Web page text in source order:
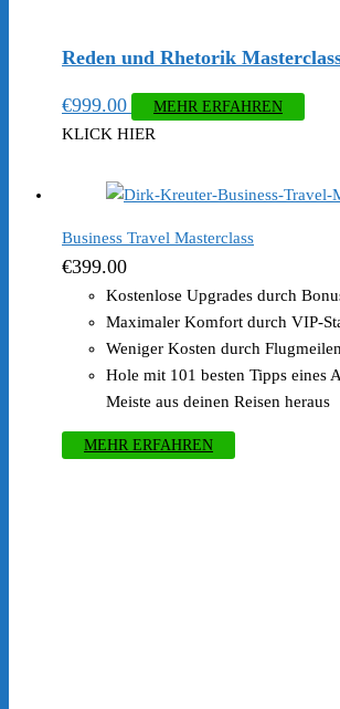
Reden und Rhetorik
€999.00 MEHR ERFAHREN
KLICK HIER
Business Travel Masterclass
€399.00
Kostenlose Upgrades durch
Maximaler Komfort durch VIP-
Weniger Kosten durch
Hole mit 101 besten Tipps eines
Meiste aus deinen Reisen heraus
MEHR ERFAHREN